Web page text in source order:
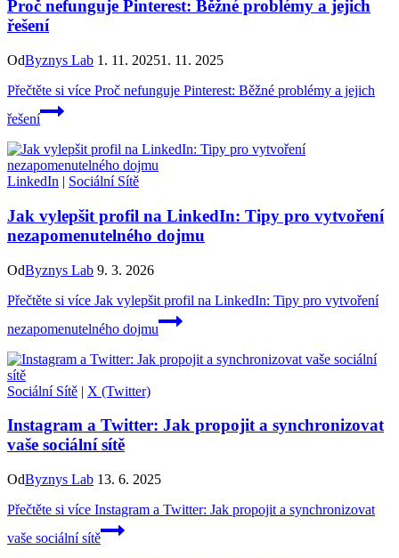
Proč nefunguje Pinterest: Běžné problémy a jejich
řešení
OdByznys Lab 1. 11. 20251. 11. 2025
Přečtěte si více Proč nefunguje Pinterest: Běžné problémy a jejich
řešení
LinkedIn | Sociální Sítě
Jak vylepšit profil na LinkedIn: Tipy pro vytvoření
nezapomenutelného dojmu
OdByznys Lab 9. 3. 2026
Přečtěte si více Jak vylepšit profil na LinkedIn: Tipy pro vytvoření
nezapomenutelného dojmu
Sociální Sítě | X (Twitter)
Instagram a Twitter: Jak propojit a synchronizovat
vaše sociální sítě
OdByznys Lab 13. 6. 2025
Přečtěte si více Instagram a Twitter: Jak propojit a synchronizovat
vaše sociální sítě